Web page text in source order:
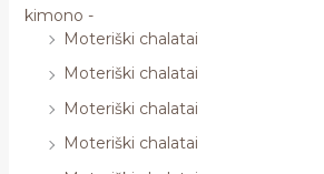
kimono -
Moteriški chalatai
Moteriški chalatai
Moteriški chalatai
Moteriški chalatai